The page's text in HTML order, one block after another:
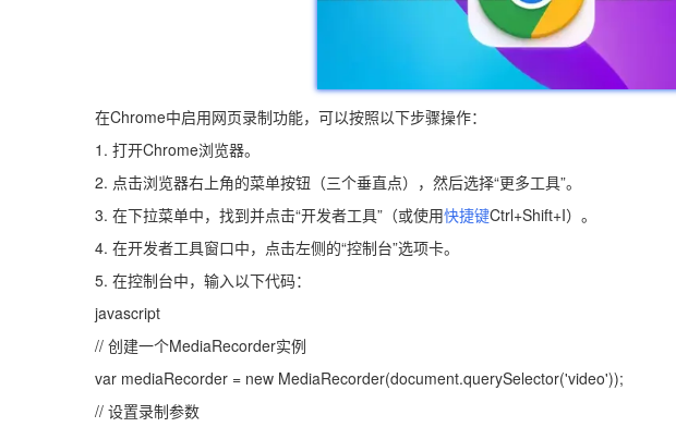
在Chrome中启用网页录制功能，可以按照以下步骤操作：
1. 打开Chrome浏览器。
2. 点击浏览器右上角的菜单按钮（三个垂直点），然后选择“更多工具”。
3. 在下拉菜单中，找到并点击“开发者工具”（或使用快捷键Ctrl+Shift+I）。
4. 在开发者工具窗口中，点击左侧的“控制台”选项卡。
5. 在控制台中，输入以下代码：
javascript
// 创建一个MediaRecorder实例
var mediaRecorder = new MediaRecorder(document.querySelector('video'));
// 设置录制参数